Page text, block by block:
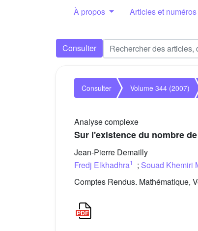
À propos Articles et numéros
Consulter
Consulter Volume 344 (2007)
Analyse complexe
Sur l'existence du nombre
Jean-Pierre Demailly
Fredj Elkhadhra1 ; Souad Khemiri
Comptes Rendus. Mathématique,